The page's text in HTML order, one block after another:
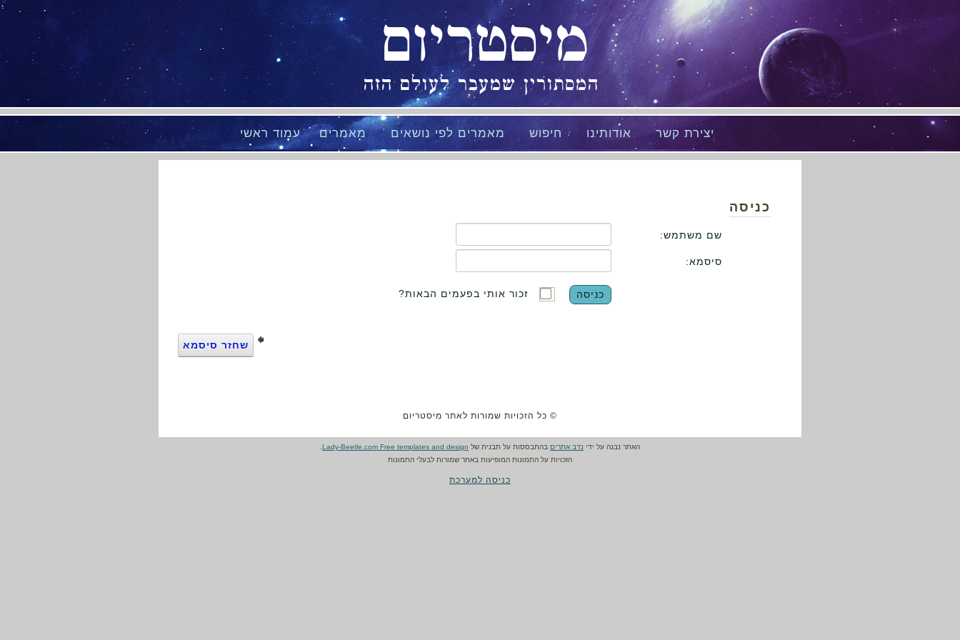
מיסטריום
המסתורין שמעבר לעולם הזה
עמוד ראשי מאמרים מאמרים לפי נושאים חיפוש אודותינו יצירת קשר
כניסה
שם משתמש:
סיסמא:
כניסה זכור אותי בפעמים הבאות?
שחזר סיסמא
© כל הזכויות שמורות לאתר מיסטריום
האתר נבנה על ידי נדב אתרים בהתבססות על תבנית של Lady-Beetle.com Free templates and design
הזכויות על התמונות המופיעות באתר שמורות לבעלי התמונות
כניסה למערכת